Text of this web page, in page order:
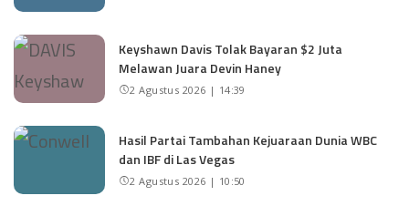
Keyshawn Davis Tolak Bayaran $2 Juta
Melawan Juara Devin Haney
2 Agustus 2026 | 14:39
Hasil Partai Tambahan Kejuaraan Dunia WBC
dan IBF di Las Vegas
2 Agustus 2026 | 10:50